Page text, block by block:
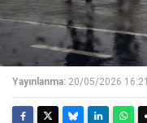
Yayınlanma: 20/05/2026 16:21